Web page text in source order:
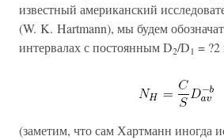
известный американский
(W. K. Hartmann), мы будем
интервалах с постоянным D2/D1 = ?2
(заметим, что сам Хартманн иногда